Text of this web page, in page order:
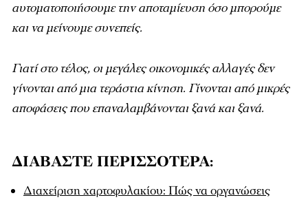
αυτοματοποιήσουμε την αποταμίευση όσο μπορούμε
και να μείνουμε συνεπείς.
Γιατί στο τέλος, οι μεγάλες οικονομικές αλλαγές δεν
γίνονται από μια τεράστια κίνηση. Γίνονται από μικρές
αποφάσεις που επαναλαμβάνονται ξανά και ξανά.
ΔΙΑΒΑΣΤΕ ΠΕΡΙΣΣΟΤΕΡΑ:
Διαχείριση χαρτοφυλακίου: Πώς να οργανώσεις